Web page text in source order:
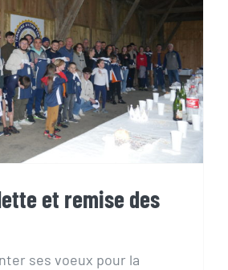
et remise des
tenues
et remise des
ses voeux pour la